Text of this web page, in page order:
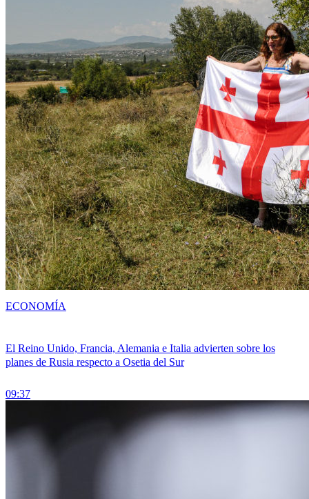
El Reino Unido, Francia, Alemania e Italia advierten sobre los
planes de Rusia respecto a Osetia del Sur
09:37
ECONOMÍA